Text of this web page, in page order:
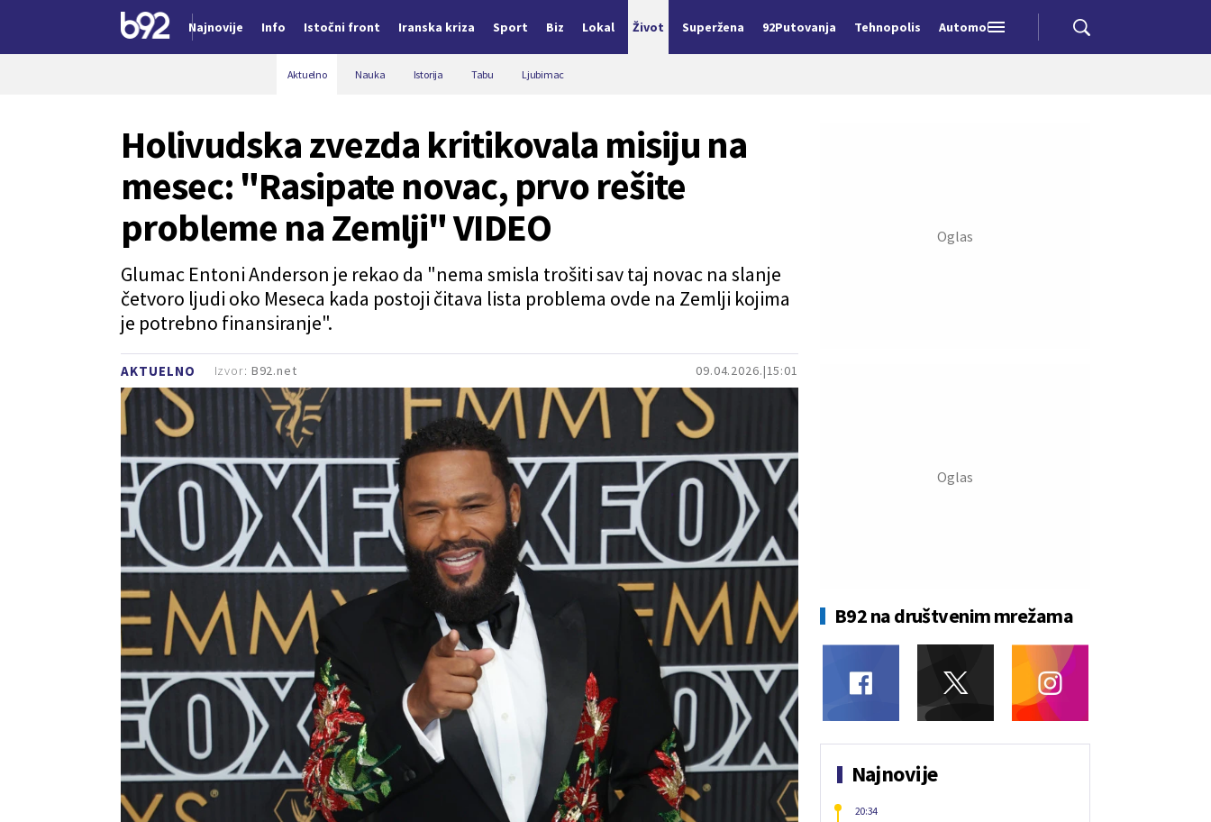
Najnovije Info Istočni front Iranska kriza Sport Biz Lokal Život Superžena 92Putovanja Tehnopolis Automobili
Aktuelno Nauka Istorija Tabu Ljubimac
AKTUELNO 09.04.2026. 15:01
Holivudska zvezda kritikovala misiju na
mesec: "Rasipate novac, prvo rešite
probleme na Zemlji" VIDEO
Glumac Entoni Anderson je rekao da "nema smisla trošiti sav taj novac na slanje
četvoro ljudi oko Meseca kada postoji čitava lista problema ovde na Zemlji kojima
je potrebno finansiranje".
Izvor: B92.net
B92 na društvenim mrežama
Najnovije
20:34